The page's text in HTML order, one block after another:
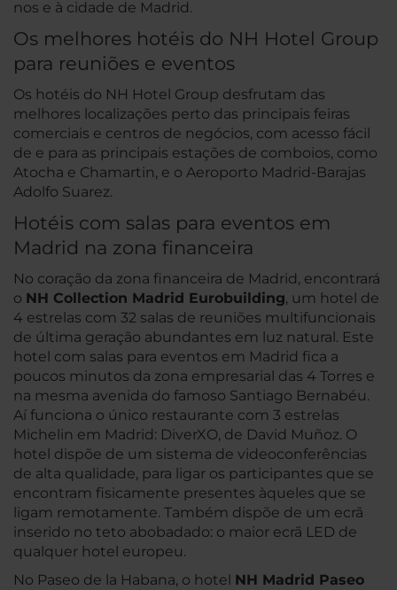
nos e à cidade de Madrid.
Os melhores hotéis do NH Hotel Group
para reuniões e eventos
Os hotéis do NH Hotel Group desfrutam das
melhores localizações perto das principais feiras
comerciais e centros de negócios, com acesso fácil
de e para as principais estações de comboios, como
Atocha e Chamartin, e o Aeroporto Madrid-Barajas
Adolfo Suarez.
Hotéis com salas para eventos em
Madrid na zona financeira
No coração da zona financeira de Madrid, encontrará
o NH Collection Madrid Eurobuilding, um hotel de
4 estrelas com 32 salas de reuniões multifuncionais
de última geração abundantes em luz natural. Este
hotel com salas para eventos em Madrid fica a
poucos minutos da zona empresarial das 4 Torres e
na mesma avenida do famoso Santiago Bernabéu.
Aí funciona o único restaurante com 3 estrelas
Michelin em Madrid: DiverXO, de David Muñoz. O
hotel dispõe de um sistema de videoconferências
de alta qualidade, para ligar os participantes que se
encontram fisicamente presentes àqueles que se
ligam remotamente. Também dispõe de um ecrã
inserido no teto abobadado: o maior ecrã LED de
qualquer hotel europeu.
No Paseo de la Habana, o hotel NH Madrid Paseo